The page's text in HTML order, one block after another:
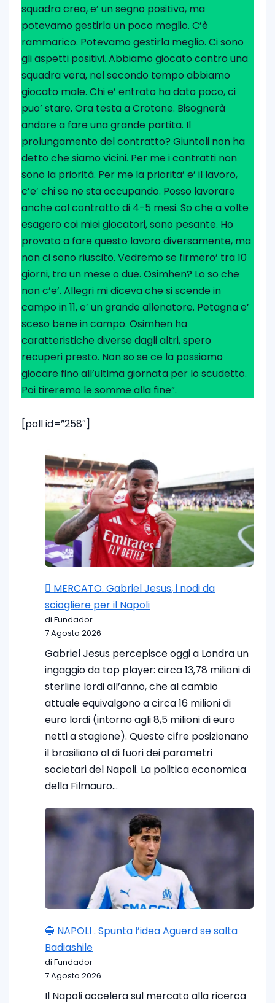
squadra crea, e’ un segno positivo, ma
potevamo gestirla un poco meglio. C’è
rammarico. Potevamo gestirla meglio. Ci sono
gli aspetti positivi. Abbiamo giocato contro una
squadra vera, nel secondo tempo abbiamo
giocato male. Chi e’ entrato ha dato poco, ci
puo’ stare. Ora testa a Crotone. Bisognerà
andare a fare una grande partita. Il
prolungamento del contratto? Giuntoli non ha
detto che siamo vicini. Per me i contratti non
sono la priorità. Per me la priorita’ e’ il lavoro,
c’e’ chi se ne sta occupando. Posso lavorare
anche col contratto di 4-5 mesi. So che a volte
esagero coi miei giocatori, sono pesante. Ho
provato a fare questo lavoro diversamente, ma
non ci sono riuscito. Vedremo se firmero’ tra 10
giorni, tra un mese o due. Osimhen? Lo so che
non c’e’. Allegri mi diceva che si scende in
campo in 11, e’ un grande allenatore. Petagna e’
sceso bene in campo. Osimhen ha
caratteristiche diverse dagli altri, spero
recuperi presto. Non so se ce la possiamo
giocare fino all’ultima giornata per lo scudetto.
Poi tireremo le somme alla fine”.
[poll id=”258″]
🪎 MERCATO. Gabriel Jesus, i nodi da
sciogliere per il Napoli
di Fundador
7 Agosto 2026
Gabriel Jesus percepisce oggi a Londra un
ingaggio da top player: circa 13,78 milioni di
sterline lordi all’anno, che al cambio
attuale equivalgono a circa 16 milioni di
euro lordi (intorno agli 8,5 milioni di euro
netti a stagione). Queste cifre posizionano
il brasiliano al di fuori dei parametri
societari del Napoli. La politica economica
della Filmauro…
🔵 NAPOLI . Spunta l’idea Aguerd se salta
Badiashile
di Fundador
7 Agosto 2026
Il Napoli accelera sul mercato alla ricerca